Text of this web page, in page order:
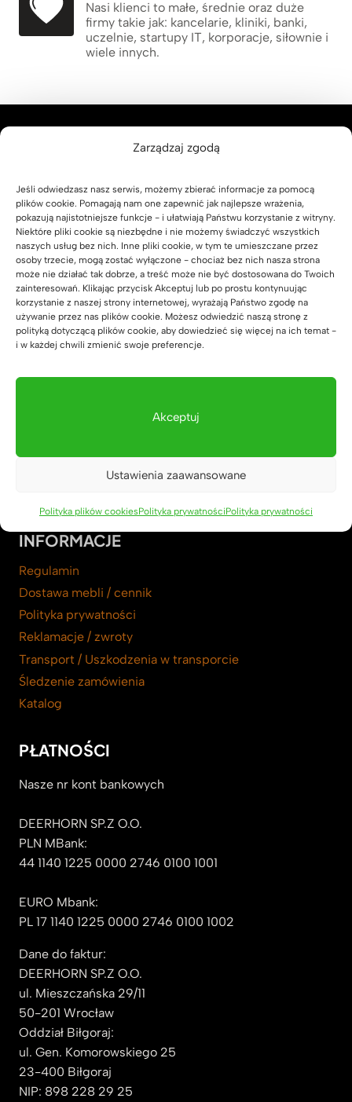
Zarządzaj zgodą
Jeśli odwiedzasz nasz serwis, możemy zbierać informacje za pomocą
plików cookie. Pomagają nam one zapewnić jak najlepsze wrażenia,
pokazują najistotniejsze funkcje - i ułatwiają Państwu korzystanie z witryny.
Niektóre pliki cookie są niezbędne i nie możemy świadczyć wszystkich
naszych usług bez nich. Inne pliki cookie, w tym te umieszczane przez
osoby trzecie, mogą zostać wyłączone - chociaż bez nich nasza strona
może nie działać tak dobrze, a treść może nie być dostosowana do Twoich
zainteresowań. Klikając przycisk Akceptuj lub po prostu kontynuując
korzystanie z naszej strony internetowej, wyrażają Państwo zgodę na
używanie przez nas plików cookie. Możesz odwiedzić naszą stronę z
polityką dotyczącą plików cookie, aby dowiedzieć się więcej na ich temat -
i w każdej chwili zmienić swoje preferencje.
Akceptuj
Ustawienia zaawansowane
Polityka plików cookiesPolityka prywatnościPolityka prywatności
Nasi klienci to małe, średnie oraz duże
firmy takie jak: kancelarie, kliniki, banki,
uczelnie, startupy IT, korporacje, siłownie i
wiele innych.
pracy biurowej
w zgodzie z naturą i ergonomią.
Rafał Pikul
Kontakt telefoniczny od poniedziałku do piątku w
deerhornmeble@gmail.com
INFORMACJE
Regulamin
Dostawa mebli / cennik
Polityka prywatności
Reklamacje / zwroty
Transport / Uszkodzenia w transporcie
Śledzenie zamówienia
Katalog
PŁATNOŚCI
Nasze nr kont bankowych
DEERHORN SP.Z O.O.
PLN MBank:
44 1140 1225 0000 2746 0100 1001
EURO Mbank:
PL 17 1140 1225 0000 2746 0100 1002
Dane do faktur:
DEERHORN SP.Z O.O.
ul. Mieszczańska 29/11
50-201 Wrocław
Oddział Biłgoraj:
ul. Gen. Komorowskiego 25
23-400 Biłgoraj
NIP: 898 228 29 25